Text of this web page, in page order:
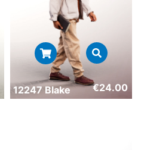
12247 Blake €24.00